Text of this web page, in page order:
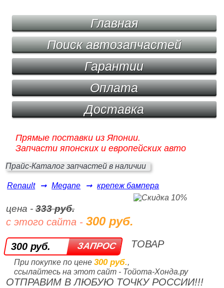
Главная
Поиск автозапчастей
Гарантии
Оплата
Доставка
Прямые поставки из Японии.
Запчасти японских и европейских авто
Прайс-Каталог запчастей в наличии
Renault ➞ Megane ➞ крепеж бампера
цена -333 руб.
с этого сайта -300 руб.
300 руб.
При покупке по цене 300 руб.,
ссылайтесь на этот сайт - Тойота-Хонда.ру
ТОВАР
ОТПРАВИМ В ЛЮБУЮ ТОЧКУ РОССИИ!!!